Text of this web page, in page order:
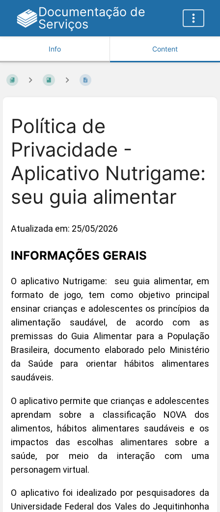
Documentação de
Serviços
Info Content
Política de
Privacidade -
Aplicativo Nutrigame:
seu guia alimentar
Atualizada em: 25/05/2026
INFORMAÇÕES GERAIS
O aplicativo Nutrigame: seu guia alimentar, em
formato de jogo, tem como objetivo principal
ensinar crianças e adolescentes os princípios da
alimentação saudável, de acordo com as
premissas do Guia Alimentar para a População
Brasileira, documento elaborado pelo Ministério
da Saúde para orientar hábitos alimentares
saudáveis.
O aplicativo permite que crianças e adolescentes
aprendam sobre a classificação NOVA dos
alimentos, hábitos alimentares saudáveis e os
impactos das escolhas alimentares sobre a
saúde, por meio da interação com uma
personagem virtual.
O aplicativo foi idealizado por pesquisadores da
Universidade Federal dos Vales do Jequitinhonha